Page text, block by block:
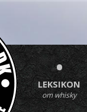
•
LEKSIKON
om whisky